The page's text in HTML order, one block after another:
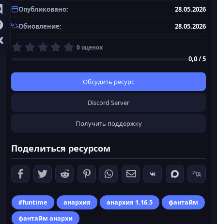
Опубликовано
28.05.2026
Обновление
28.05.2026
0
0
в
д
0 оценок
0,0 / 5
Обсудить ресурс
Discord Server
Получить поддержку
Поделиться ресурсом
#funtime анархия анархия 1.16.5
фантайм
фантайм анархи